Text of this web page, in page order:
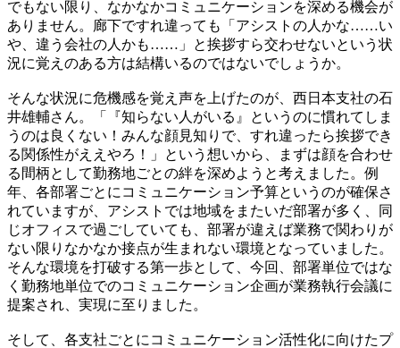
でもない限り、なかなかコミュニケーションを深める機会が
ありません。廊下ですれ違っても「アシストの人かな……い
や、違う会社の人かも……」と挨拶すら交わせないという状
況に覚えのある方は結構いるのではないでしょうか。
そんな状況に危機感を覚え声を上げたのが、西日本支社の石
井雄輔さん。「『知らない人がいる』というのに慣れてしま
うのは良くない！みんな顔見知りで、すれ違ったら挨拶でき
る関係性がええやろ！」という想いから、まずは顔を合わせ
る間柄として勤務地ごとの絆を深めようと考えました。例
年、各部署ごとにコミュニケーション予算というのが確保さ
れていますが、アシストでは地域をまたいだ部署が多く、同
じオフィスで過ごしていても、部署が違えば業務で関わりが
ない限りなかなか接点が生まれない環境となっていました。
そんな環境を打破する第一歩として、今回、部署単位ではな
く勤務地単位でのコミュニケーション企画が業務執行会議に
提案され、実現に至りました。
そして、各支社ごとにコミュニケーション活性化に向けたプ